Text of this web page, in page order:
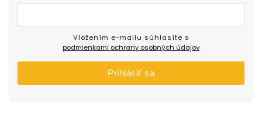
podmienkami ochrany osobných údajov
Prihlásiť sa